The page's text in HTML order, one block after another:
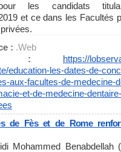
les candidats
et ce dans les Facultés
: .Web
: https://
education-les-dates-de-
aux-facultes-de-medecine-
et-de-medecine-
de Fès et de Rome
Mohammed Benabdellah